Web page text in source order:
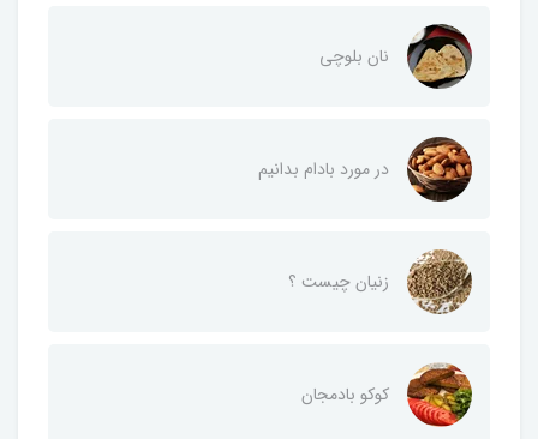
نان بلوچی
در مورد بادام بدانیم
زنیان چیست ؟
کوکو بادمجان